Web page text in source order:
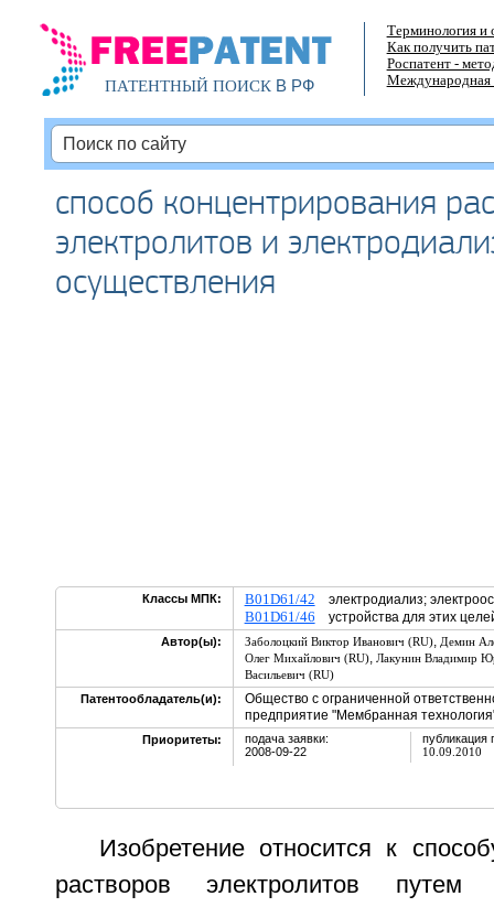
ПАТЕНТНЫЙ ПОИСКВ РФ
Терминология и
Как получить
Роспатент -
Международная
способ концентрирования
электролитов и
осуществления
Классы МПК: B01D61/42 электродиализ;
B01D61/46 устройства для этих
Автор(ы): Заболоцкий Виктор Иванович (RU), Демин
Олег Михайлович (RU), Лакунин Владимир
Васильевич (RU)
Патентообладатель(и):
Общество с ограниченной
предприятие "Мембранная
Приоритеты:
подача заявки:
2008-09-22
публикация
10.09.2010
Изобретение относится к
растворов электролитов